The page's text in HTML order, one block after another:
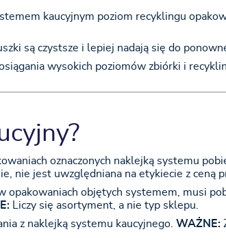
kaucyjnym poziom recyklingu
są czystsze i lepiej nadają się do
wysokich poziomów zbiórki i
oznaczonych naklejką systemu
nie jest uwzględniana na etykiecie z ceną
opakowaniach objętych systemem, musi
Liczy się asortyment, a nie typ sklepu.
z naklejką systemu kaucyjnego. WAŻNE: